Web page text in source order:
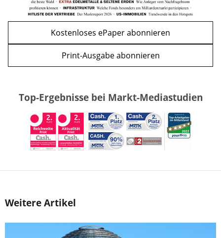
Kostenloses ePaper abonnieren
Print-Ausgabe abonnieren
Top-Ergebnisse bei Markt-Mediastudien
Weitere Artikel